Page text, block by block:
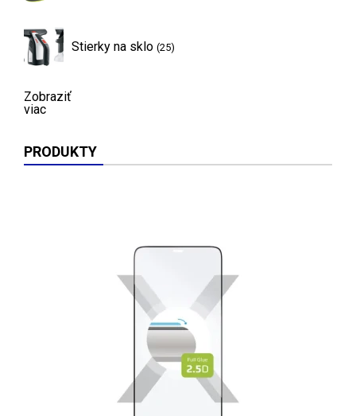
Stierky na sklo (25)
Zobraziť
viac
PRODUKTY